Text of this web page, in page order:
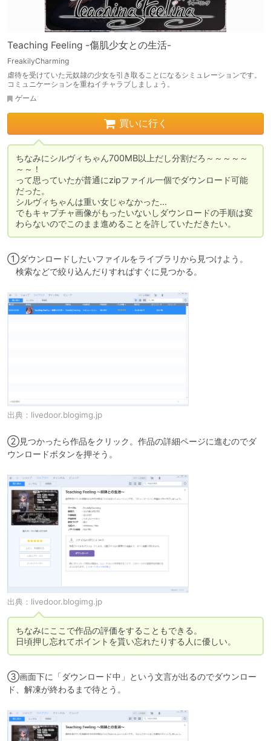
Teaching Feeling -傷肌少女との生活-
FreakilyCharming
虐待を受けていた元奴隷の少女を引き取ることになるシミュレーションです。
コミュニケーションを重ねイチャラブしましょう。
ゲーム
買いに行く
ちなみにシルヴィちゃん700MB以上だし分割だろ～～～～～
～～！
って思っていたが普通にzipファイル一個でダウンロード可能
だった。
シルヴィちゃんは重い女じゃなかった…
でもキャプチャ画像がもったいないしダウンロードの手順は変
わらないのでこのまま進めることを許していただきたい。
①ダウンロードしたいファイルをライブラリから見つけよう。
検索などで絞り込んだりすればすぐに見つかる。
出典： livedoor.blogimg.jp
②見つかったら作品をクリック。作品の詳細ページに進むのでダ
ウンロードボタンを押そう。
出典： livedoor.blogimg.jp
ちなみにここで作品の評価をすることもできる。
日頃押し忘れてポイントを貰い忘れたりする人に優しい。
③画面下に「ダウンロード中」という文言が出るのでダウンロー
ド、解凍が終わるまで待とう。